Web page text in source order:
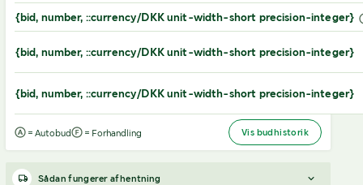
{bid, number, ::currency/DKK unit-width-short precision-integer}
{bid, number, ::currency/DKK unit-width-short precision-integer}
{bid, number, ::currency/DKK unit-width-short precision-integer}
= Autobud = Forhandling Vis budhistorik
Sådan fungerer afhentning